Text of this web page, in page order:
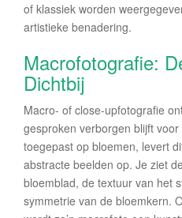
of klassiek worden
artistieke benadering.
Macrofotografie:
Dichtbij
Macro- of close-upfotografie
gesproken verborgen blijft
toegepast op bloemen, levert
abstracte beelden op. Je ziet
bloemblad, de textuur van het
symmetrie van de bloemkern.